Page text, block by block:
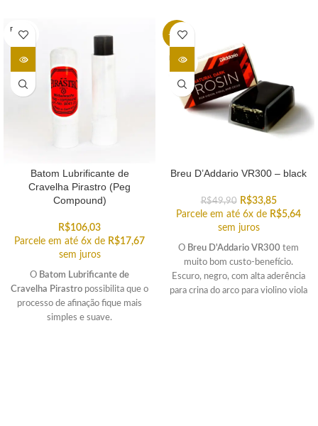
ESGOT
ADO
Batom Lubrificante de
Cravelha Pirastro (Peg
Compound)
R$106,03
Parcele em até 6x de R$17,67
sem juros
O Batom Lubrificante de
Cravelha Pirastro possibilita que o
processo de afinação fique mais
simples e suave.
-32%
ESGOT
Breu D’Addario VR300 – black
R$49,90 R$33,85
Parcele em até 6x de R$5,64
sem juros
O Breu D'Addario VR300 tem
muito bom custo-benefício.
Escuro, negro, com alta aderência
para crina do arco para violino viola